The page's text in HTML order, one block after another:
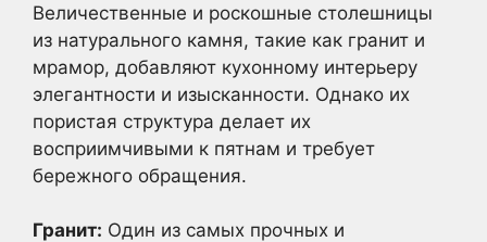
Величественные и роскошные столешницы
из натурального камня, такие как гранит и
мрамор, добавляют кухонному интерьеру
элегантности и изысканности. Однако их
пористая структура делает их
восприимчивыми к пятнам и требует
бережного обращения.
Гранит: Один из самых прочных и